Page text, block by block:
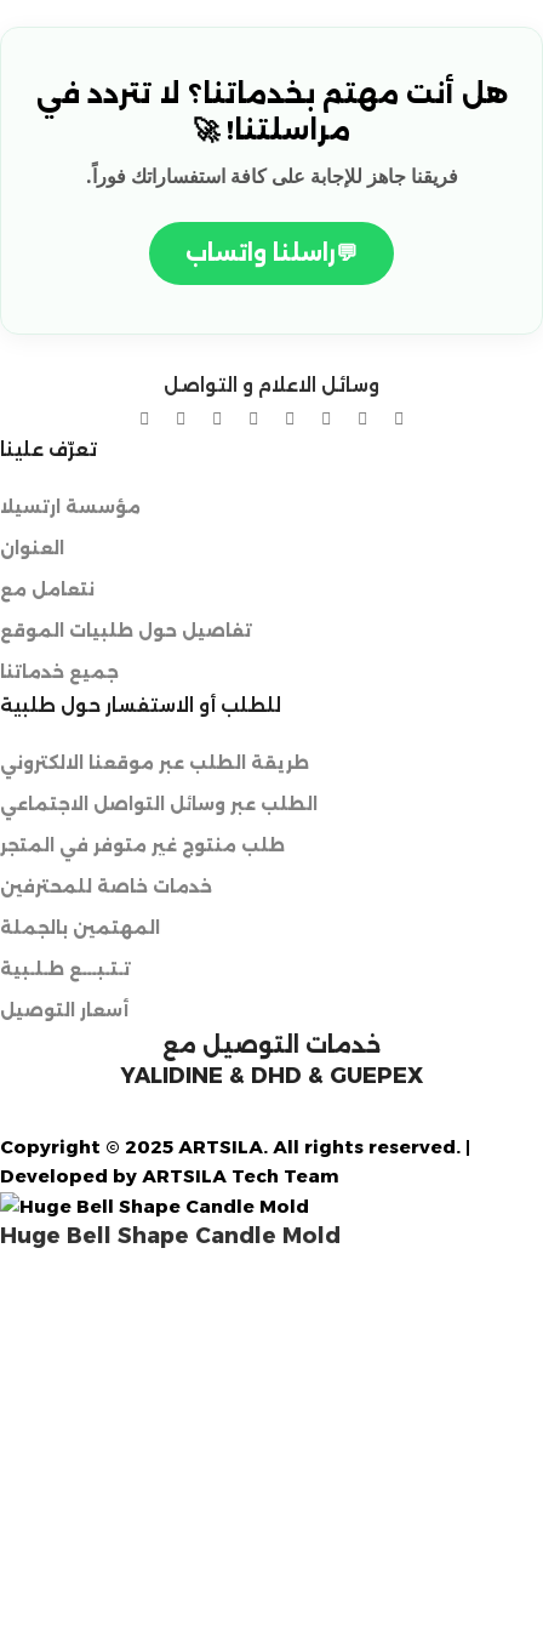
هل أنت مهتم بخدماتنا؟ لا تتردد في
مراسلتنا! 🚀
فريقنا جاهز للإجابة على كافة استفساراتك فوراً.
💬راسلنا واتساب
وسائل الاعلام و التواصل
تعرّف علينا
مؤسسة ارتسيلا
العنوان
نتعامل مع
تفاصيل حول طلبيات الموقع
جميع خدماتنا
للطلب أو الاستفسار حول طلبية
طريقة الطلب عبر موقعنا الالكتروني
الطلب عبر وسائل التواصل الاجتماعي
طلب منتوج غير متوفر في المتجر
خدمات خاصة للمحترفين
المهتمين بالجملة
تـتـبـــع طـلـبية
أسعار التوصيل
خدمات التوصيل مع
YALIDINE & DHD & GUEPEX
Copyright © 2025 ARTSILA. All rights reserved. |
Developed by ARTSILA Tech Team
Huge Bell Shape Candle Mold